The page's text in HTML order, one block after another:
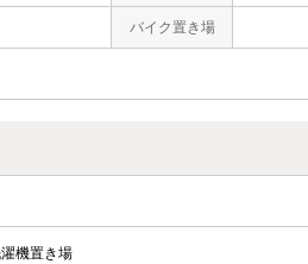
バイク置き場
機置き場